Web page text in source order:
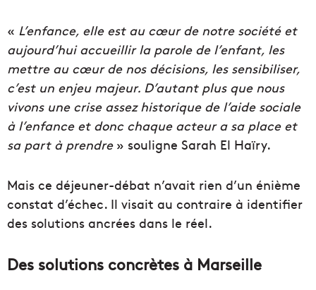
« L’enfance, elle est au cœur de notre société et
aujourd’hui accueillir la parole de l’enfant, les
mettre au cœur de nos décisions, les sensibiliser,
c’est un enjeu majeur. D’autant plus que nous
vivons une crise assez historique de l’aide sociale
à l’enfance et donc chaque acteur a sa place et
sa part à prendre» souligne Sarah El Haïry.
Mais ce déjeuner-débat n’avait rien d’un énième
constat d’échec. Il visait au contraire à identifier
des solutions ancrées dans le réel.
Des solutions concrètes à Marseille